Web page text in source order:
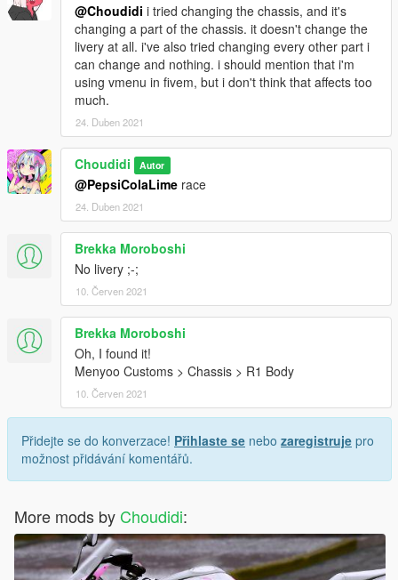
@Choudidi i tried changing the chassis, and it's
changing a part of the chassis. it doesn't change the
livery at all. i've also tried changing every other part i
can change and nothing. i should mention that i'm
using vmenu in fivem, but i don't think that affects too
much.
24. Duben 2021
Choudidi Autor
@PepsiColaLime race
24. Duben 2021
Brekka Moroboshi
No livery ;-;
10. Červen 2021
Brekka Moroboshi
Oh, I found it!
Menyoo Customs > Chassis > R1 Body
10. Červen 2021
Přidejte se do konverzace! Přihlaste se nebo zaregistruje pro
možnost přidávání komentářů.
More mods by Choudidi: